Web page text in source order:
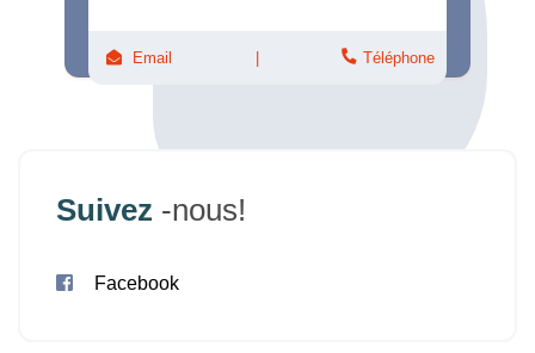
Email Téléphone
Suivez -nous!
Facebook